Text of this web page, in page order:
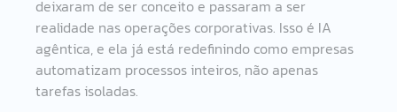
deixaram de ser conceito e passaram a ser
realidade nas operações corporativas. Isso é IA
agêntica, e ela já está redefinindo como empresas
automatizam processos inteiros, não apenas
tarefas isoladas.